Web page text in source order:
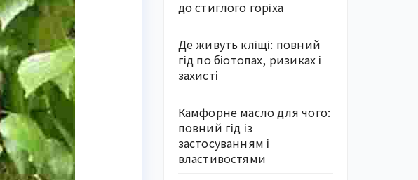
до стиглого горіха
Де живуть кліщі: повний
гід по біотопах, ризиках і
захисті
Камфорне масло для чого:
повний гід із
застосуванням і
властивостями